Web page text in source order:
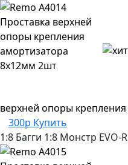
верхней опоры
300р Купить
1:8 Багги 1:8 Монстр EVO-R